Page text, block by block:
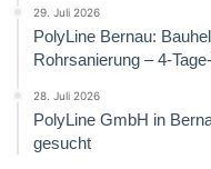
29. Juli 2026
PolyLine Bernau:
Rohrsanierung – 4-
28. Juli 2026
PolyLine GmbH in
gesucht